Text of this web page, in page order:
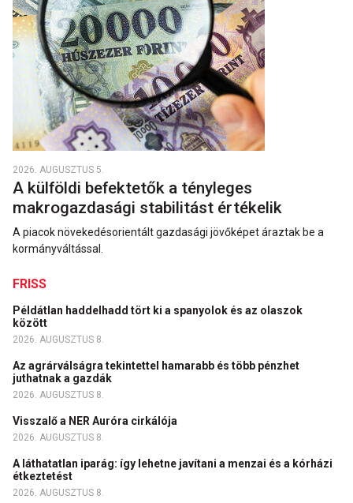
2026. AUGUSZTUS 5.
A külföldi befektetők a tényleges
makrogazdasági stabilitást értékelik
A piacok növekedésorientált gazdasági jövőképet áraztak be a
kormányváltással.
FRISS
Példátlan haddelhadd tört ki a spanyolok és az olaszok
között
2026. AUGUSZTUS 8.
Az agrárválságra tekintettel hamarabb és több pénzhet
juthatnak a gazdák
2026. AUGUSZTUS 8.
Visszalő a NER Auróra cirkálója
2026. AUGUSZTUS 8.
A láthatatlan iparág: így lehetne javítani a menzai és a kórházi
étkeztetést
2026. AUGUSZTUS 8.